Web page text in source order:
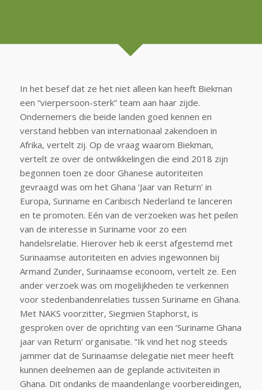
In het besef dat ze het niet alleen kan heeft Biekman
een “vierpersoon-sterk” team aan haar zijde.
Ondernemers die beide landen goed kennen en
verstand hebben van internationaal zakendoen in
Afrika, vertelt zij. Op de vraag waarom Biekman,
vertelt ze over de ontwikkelingen die eind 2018 zijn
begonnen toen ze door Ghanese autoriteiten
gevraagd was om het Ghana ‘Jaar van Return’ in
Europa, Suriname en Caribisch Nederland te lanceren
en te promoten. Eén van de verzoeken was het peilen
van de interesse in Suriname voor zo een
handelsrelatie. Hierover heb ik eerst afgestemd met
Surinaamse autoriteiten en advies ingewonnen bij
Armand Zunder, Surinaamse econoom, vertelt ze. Een
ander verzoek was om mogelijkheden te verkennen
voor stedenbandenrelaties tussen Suriname en Ghana.
Met NAKS voorzitter, Siegmien Staphorst, is
gesproken over de oprichting van een ‘Suriname Ghana
jaar van Return’ organisatie. ”Ik vind het nog steeds
jammer dat de Surinaamse delegatie niet meer heeft
kunnen deelnemen aan de geplande activiteiten in
Ghana. Dit ondanks de maandenlange voorbereidingen,